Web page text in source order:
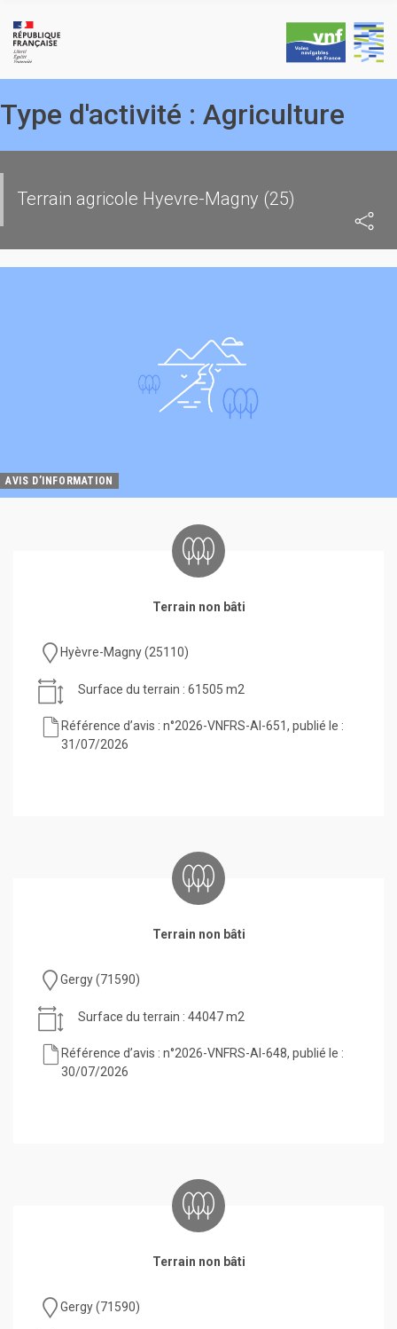
content
Type d'activité : Agriculture
Terrain agricole Hyevre-Magny (25)
AVIS D’INFORMATION
Terrain non bâti
Hyèvre-Magny (25110)
Surface du terrain : 61505 m2
Référence d’avis : n°2026-VNFRS-AI-651, publié le :
31/07/2026
Terrain non bâti
Gergy (71590)
Surface du terrain : 44047 m2
Référence d’avis : n°2026-VNFRS-AI-648, publié le :
30/07/2026
Terrain non bâti
Gergy (71590)